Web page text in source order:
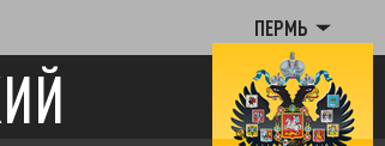
ПЕРМЬ